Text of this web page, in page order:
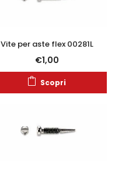
Vite per aste flex 00281L
€1,00
Scopri